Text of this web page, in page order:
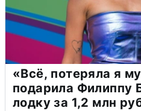
«Всё, потеряла я
подарила Филиппу
лодку за 1,2 млн